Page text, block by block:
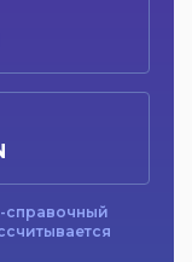
справочный